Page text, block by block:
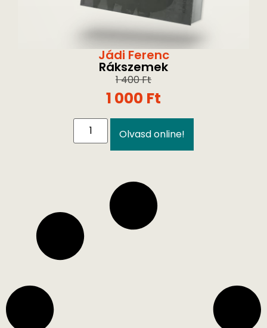
Jádi Ferenc
Rákszemek
1 400Ft
1 000 Ft
Olvasd online!